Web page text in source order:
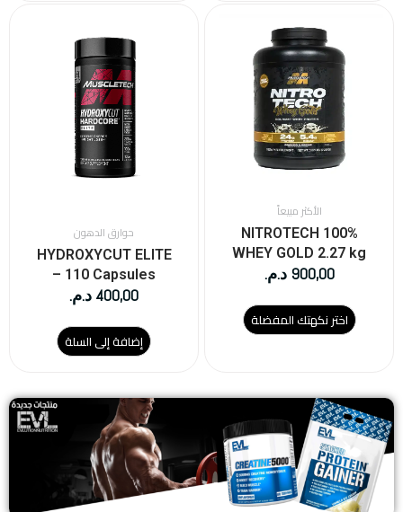
الأكثر مبيعاً
NITROTECH 100%
WHEY GOLD 2.27 kg
900,00 د.م.
اختر نكهتك المفضلة
صفحة
المنتج
حوارق الدهون
HYDROXYCUT ELITE
– 110 Capsules
400,00 د.م.
إضافة إلى السلة